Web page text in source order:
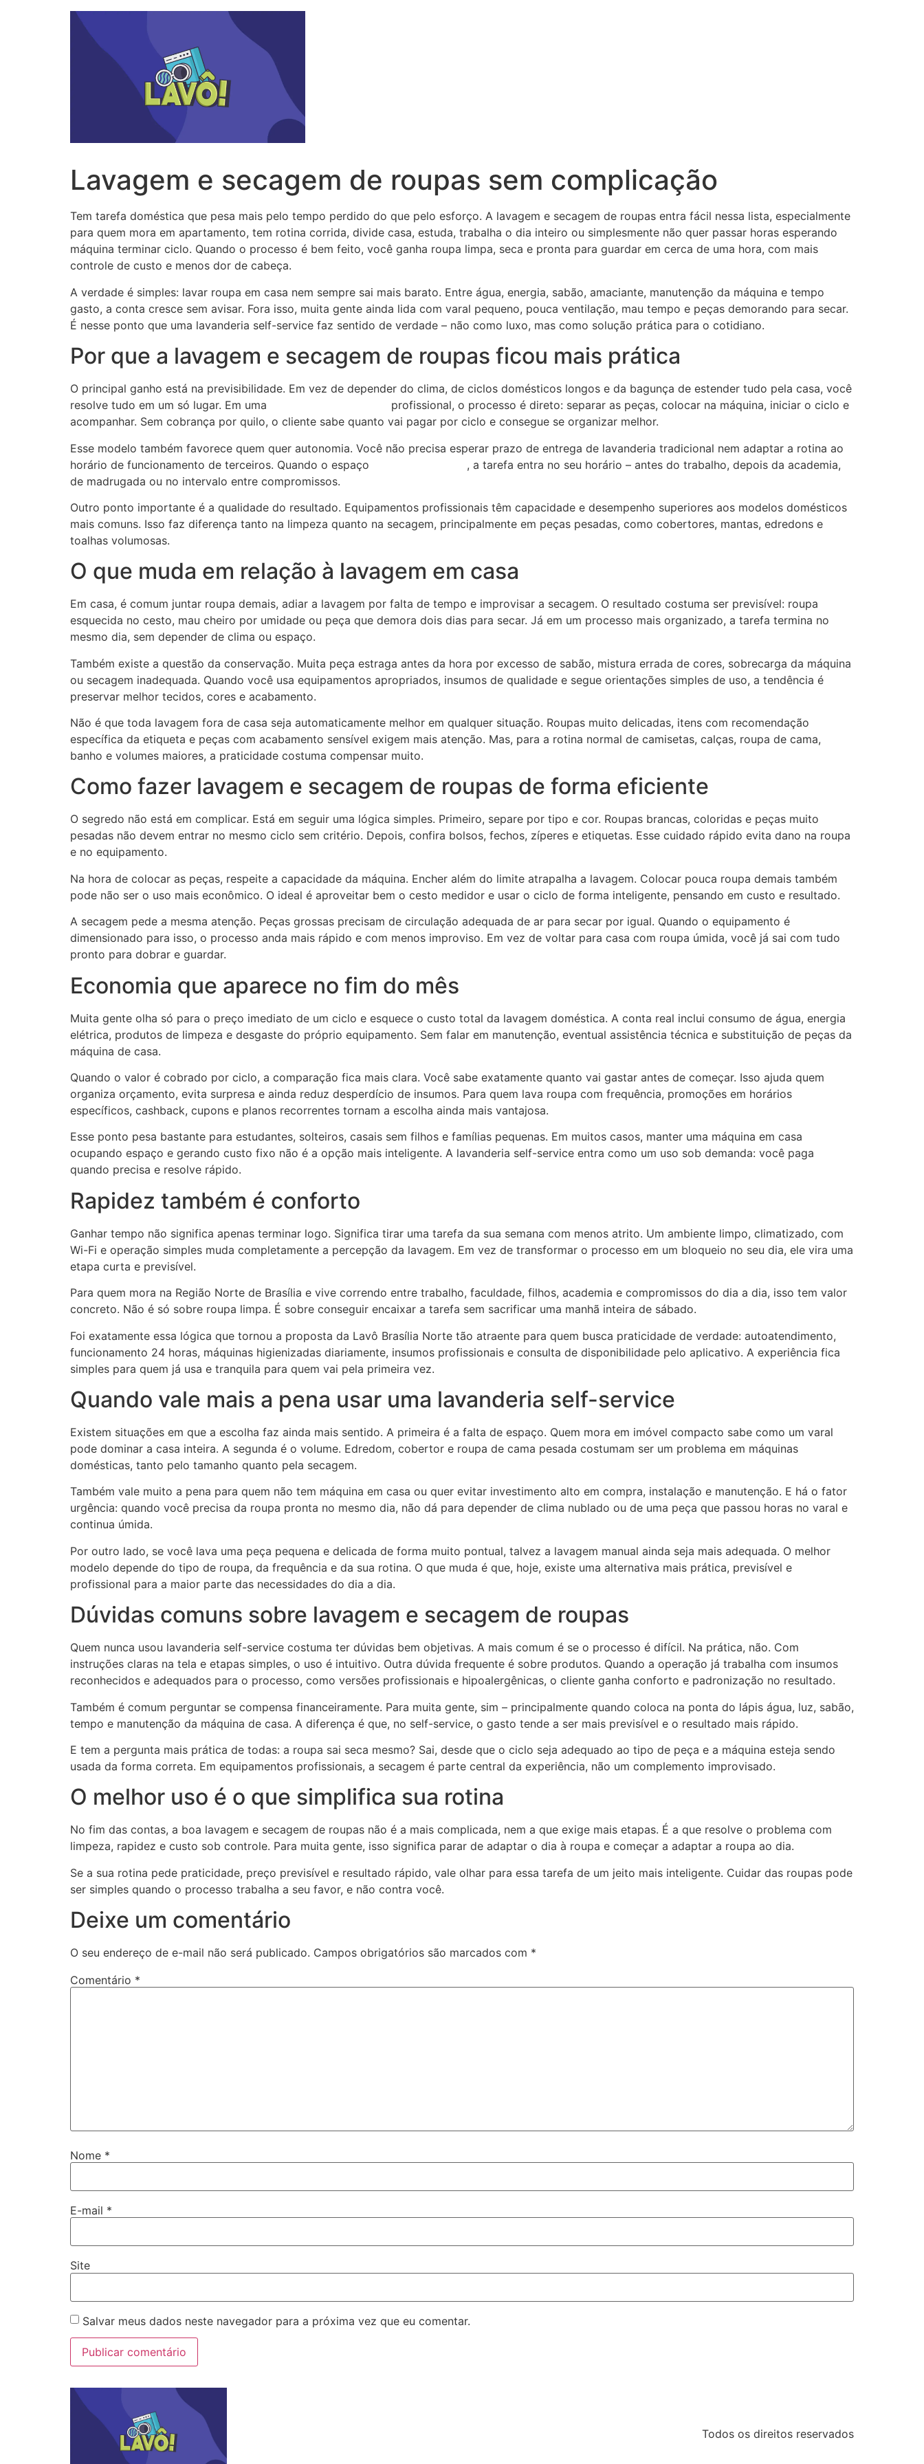
Lavagem e secagem de roupas sem complicação
Tem tarefa doméstica que pesa mais pelo tempo perdido do que pelo esforço. A lavagem e secagem de roupas entra fácil nessa lista, especialmente
para quem mora em apartamento, tem rotina corrida, divide casa, estuda, trabalha o dia inteiro ou simplesmente não quer passar horas esperando
máquina terminar ciclo. Quando o processo é bem feito, você ganha roupa limpa, seca e pronta para guardar em cerca de uma hora, com mais
controle de custo e menos dor de cabeça.
A verdade é simples: lavar roupa em casa nem sempre sai mais barato. Entre água, energia, sabão, amaciante, manutenção da máquina e tempo
gasto, a conta cresce sem avisar. Fora isso, muita gente ainda lida com varal pequeno, pouca ventilação, mau tempo e peças demorando para secar.
É nesse ponto que uma lavanderia self-service faz sentido de verdade – não como luxo, mas como solução prática para o cotidiano.
Por que a lavagem e secagem de roupas ficou mais prática
O principal ganho está na previsibilidade. Em vez de depender do clima, de ciclos domésticos longos e da bagunça de estender tudo pela casa, você
resolve tudo em um só lugar. Em uma
profissional, o processo é direto: separar as peças, colocar na máquina, iniciar o ciclo e
acompanhar. Sem cobrança por quilo, o cliente sabe quanto vai pagar por ciclo e consegue se organizar melhor.
Esse modelo também favorece quem quer autonomia. Você não precisa esperar prazo de entrega de lavanderia tradicional nem adaptar a rotina ao
horário de funcionamento de terceiros. Quando o espaço
, a tarefa entra no seu horário – antes do trabalho, depois da academia,
de madrugada ou no intervalo entre compromissos.
Outro ponto importante é a qualidade do resultado. Equipamentos profissionais têm capacidade e desempenho superiores aos modelos domésticos
mais comuns. Isso faz diferença tanto na limpeza quanto na secagem, principalmente em peças pesadas, como cobertores, mantas, edredons e
toalhas volumosas.
O que muda em relação à lavagem em casa
Em casa, é comum juntar roupa demais, adiar a lavagem por falta de tempo e improvisar a secagem. O resultado costuma ser previsível: roupa
esquecida no cesto, mau cheiro por umidade ou peça que demora dois dias para secar. Já em um processo mais organizado, a tarefa termina no
mesmo dia, sem depender de clima ou espaço.
Também existe a questão da conservação. Muita peça estraga antes da hora por excesso de sabão, mistura errada de cores, sobrecarga da máquina
ou secagem inadequada. Quando você usa equipamentos apropriados, insumos de qualidade e segue orientações simples de uso, a tendência é
preservar melhor tecidos, cores e acabamento.
Não é que toda lavagem fora de casa seja automaticamente melhor em qualquer situação. Roupas muito delicadas, itens com recomendação
específica da etiqueta e peças com acabamento sensível exigem mais atenção. Mas, para a rotina normal de camisetas, calças, roupa de cama,
banho e volumes maiores, a praticidade costuma compensar muito.
Como fazer lavagem e secagem de roupas de forma eficiente
O segredo não está em complicar. Está em seguir uma lógica simples. Primeiro, separe por tipo e cor. Roupas brancas, coloridas e peças muito
pesadas não devem entrar no mesmo ciclo sem critério. Depois, confira bolsos, fechos, zíperes e etiquetas. Esse cuidado rápido evita dano na roupa
e no equipamento.
Na hora de colocar as peças, respeite a capacidade da máquina. Encher além do limite atrapalha a lavagem. Colocar pouca roupa demais também
pode não ser o uso mais econômico. O ideal é aproveitar bem o cesto medidor e usar o ciclo de forma inteligente, pensando em custo e resultado.
A secagem pede a mesma atenção. Peças grossas precisam de circulação adequada de ar para secar por igual. Quando o equipamento é
dimensionado para isso, o processo anda mais rápido e com menos improviso. Em vez de voltar para casa com roupa úmida, você já sai com tudo
pronto para dobrar e guardar.
Economia que aparece no fim do mês
Muita gente olha só para o preço imediato de um ciclo e esquece o custo total da lavagem doméstica. A conta real inclui consumo de água, energia
elétrica, produtos de limpeza e desgaste do próprio equipamento. Sem falar em manutenção, eventual assistência técnica e substituição de peças da
máquina de casa.
Quando o valor é cobrado por ciclo, a comparação fica mais clara. Você sabe exatamente quanto vai gastar antes de começar. Isso ajuda quem
organiza orçamento, evita surpresa e ainda reduz desperdício de insumos. Para quem lava roupa com frequência, promoções em horários
específicos, cashback, cupons e planos recorrentes tornam a escolha ainda mais vantajosa.
Esse ponto pesa bastante para estudantes, solteiros, casais sem filhos e famílias pequenas. Em muitos casos, manter uma máquina em casa
ocupando espaço e gerando custo fixo não é a opção mais inteligente. A lavanderia self-service entra como um uso sob demanda: você paga
quando precisa e resolve rápido.
Rapidez também é conforto
Ganhar tempo não significa apenas terminar logo. Significa tirar uma tarefa da sua semana com menos atrito. Um ambiente limpo, climatizado, com
Wi-Fi e operação simples muda completamente a percepção da lavagem. Em vez de transformar o processo em um bloqueio no seu dia, ele vira uma
etapa curta e previsível.
Para quem mora na Região Norte de Brasília e vive correndo entre trabalho, faculdade, filhos, academia e compromissos do dia a dia, isso tem valor
concreto. Não é só sobre roupa limpa. É sobre conseguir encaixar a tarefa sem sacrificar uma manhã inteira de sábado.
Foi exatamente essa lógica que tornou a proposta da Lavô Brasília Norte tão atraente para quem busca praticidade de verdade: autoatendimento,
funcionamento 24 horas, máquinas higienizadas diariamente, insumos profissionais e consulta de disponibilidade pelo aplicativo. A experiência fica
simples para quem já usa e tranquila para quem vai pela primeira vez.
Quando vale mais a pena usar uma lavanderia self-service
Existem situações em que a escolha faz ainda mais sentido. A primeira é a falta de espaço. Quem mora em imóvel compacto sabe como um varal
pode dominar a casa inteira. A segunda é o volume. Edredom, cobertor e roupa de cama pesada costumam ser um problema em máquinas
domésticas, tanto pelo tamanho quanto pela secagem.
Também vale muito a pena para quem não tem máquina em casa ou quer evitar investimento alto em compra, instalação e manutenção. E há o fator
urgência: quando você precisa da roupa pronta no mesmo dia, não dá para depender de clima nublado ou de uma peça que passou horas no varal e
continua úmida.
Por outro lado, se você lava uma peça pequena e delicada de forma muito pontual, talvez a lavagem manual ainda seja mais adequada. O melhor
modelo depende do tipo de roupa, da frequência e da sua rotina. O que muda é que, hoje, existe uma alternativa mais prática, previsível e
profissional para a maior parte das necessidades do dia a dia.
Dúvidas comuns sobre lavagem e secagem de roupas
Quem nunca usou lavanderia self-service costuma ter dúvidas bem objetivas. A mais comum é se o processo é difícil. Na prática, não. Com
instruções claras na tela e etapas simples, o uso é intuitivo. Outra dúvida frequente é sobre produtos. Quando a operação já trabalha com insumos
reconhecidos e adequados para o processo, como versões profissionais e hipoalergênicas, o cliente ganha conforto e padronização no resultado.
Também é comum perguntar se compensa financeiramente. Para muita gente, sim – principalmente quando coloca na ponta do lápis água, luz, sabão,
tempo e manutenção da máquina de casa. A diferença é que, no self-service, o gasto tende a ser mais previsível e o resultado mais rápido.
E tem a pergunta mais prática de todas: a roupa sai seca mesmo? Sai, desde que o ciclo seja adequado ao tipo de peça e a máquina esteja sendo
usada da forma correta. Em equipamentos profissionais, a secagem é parte central da experiência, não um complemento improvisado.
O melhor uso é o que simplifica sua rotina
No fim das contas, a boa lavagem e secagem de roupas não é a mais complicada, nem a que exige mais etapas. É a que resolve o problema com
limpeza, rapidez e custo sob controle. Para muita gente, isso significa parar de adaptar o dia à roupa e começar a adaptar a roupa ao dia.
Se a sua rotina pede praticidade, preço previsível e resultado rápido, vale olhar para essa tarefa de um jeito mais inteligente. Cuidar das roupas pode
ser simples quando o processo trabalha a seu favor, e não contra você.
Deixe um comentário
O seu endereço de e-mail não será publicado. Campos obrigatórios são marcados com *
Comentário *
Nome *
E-mail *
Site
Salvar meus dados neste navegador para a próxima vez que eu comentar.
Todos os direitos reservados